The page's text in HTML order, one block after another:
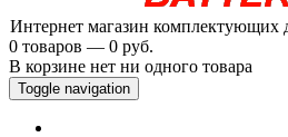
Интернет магазин комплектующих
0 товаров — 0 руб.
В корзине нет ни одного товара
Toggle navigation